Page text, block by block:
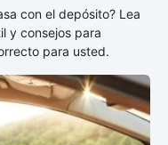
con el depósito? Lea
y consejos para
para usted.